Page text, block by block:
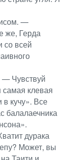
—
же, Герда
со всей
Чувствуй
клевая
кучу». Все
балалаечника
дурака
Может, вы